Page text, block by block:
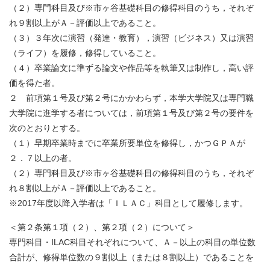
（２）専門科目及び※市ヶ谷基礎科目の修得科目のうち，それぞ
れ９割以上がＡ－評価以上であること。
（３）３年次に演習（発達・教育），演習（ビジネス）又は演習
（ライフ）を履修，修得していること。
（４）卒業論文に準ずる論文や作品等を執筆又は制作し，高い評
価を得た者。
２ 前項第１号及び第２号にかかわらず，本学大学院又は専門職
大学院に進学する者については，前項第１号及び第２号の要件を
次のとおりとする。
（１）早期卒業時までに卒業所要単位を修得し，かつＧＰＡが
２．７以上の者。
（２）専門科目及び※市ヶ谷基礎科目の修得科目のうち，それぞ
れ８割以上がＡ－評価以上であること。
※2017年度以降入学者は「ＩＬＡＣ」科目として履修します。
＜第２条第１項（２）、第２項（２）について＞
専門科目・ILAC科目それぞれについて、Ａ－以上の科目の単位数
合計が、修得単位数の９割以上（または８割以上）であることを